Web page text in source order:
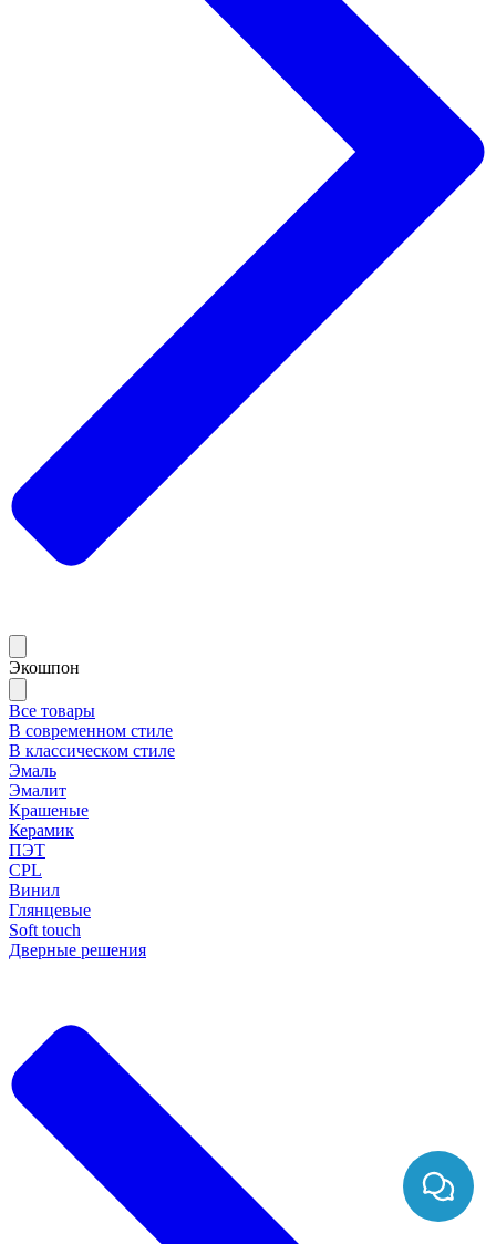
Экошпон
Все товары
В современном стиле
В классическом стиле
Эмаль
Эмалит
Крашеные
Керамик
ПЭТ
CPL
Винил
Глянцевые
Soft touch
Дверные решения